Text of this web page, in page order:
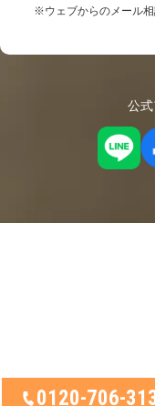
0120-706-
※ウェブからのメール相
公式